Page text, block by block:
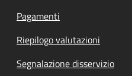
Pagamenti
Riepilogo valutazioni
Segnalazione disservizio